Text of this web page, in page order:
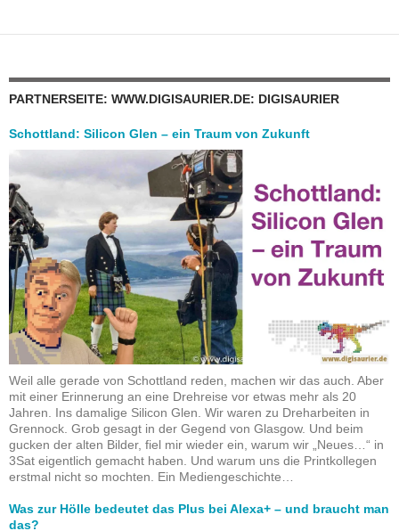
PARTNERSEITE: WWW.DIGISAURIER.DE: DIGISAURIER
Schottland: Silicon Glen – ein Traum von Zukunft
Weil alle gerade von Schottland reden, machen wir das auch. Aber
mit einer Erinnerung an eine Drehreise vor etwas mehr als 20
Jahren. Ins damalige Silicon Glen. Wir waren zu Dreharbeiten in
Grennock. Grob gesagt in der Gegend von Glasgow. Und beim
gucken der alten Bilder, fiel mir wieder ein, warum wir „Neues…“ in
3Sat eigentlich gemacht haben. Und warum uns die Printkollegen
erstmal nicht so mochten. Ein Mediengeschichte…
Was zur Hölle bedeutet das Plus bei Alexa+ – und braucht man
das?